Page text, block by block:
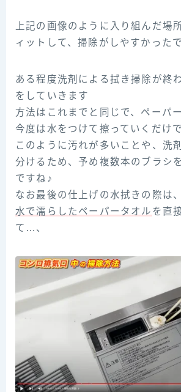
上記の画像のように入り組んだ場
ィットして、掃除がしやすかった
ある程度洗剤による拭き掃除が終
をしていきます
方法はこれまでと同じで、ペーパ
今度は水をつけて擦っていくだけ
このように汚れが多いことや、洗
分けるため、予め複数本のブラシ
ですね♪
なお最後の仕上げの水拭きの際は、
水で濡らしたペーパータオル を直
て…、